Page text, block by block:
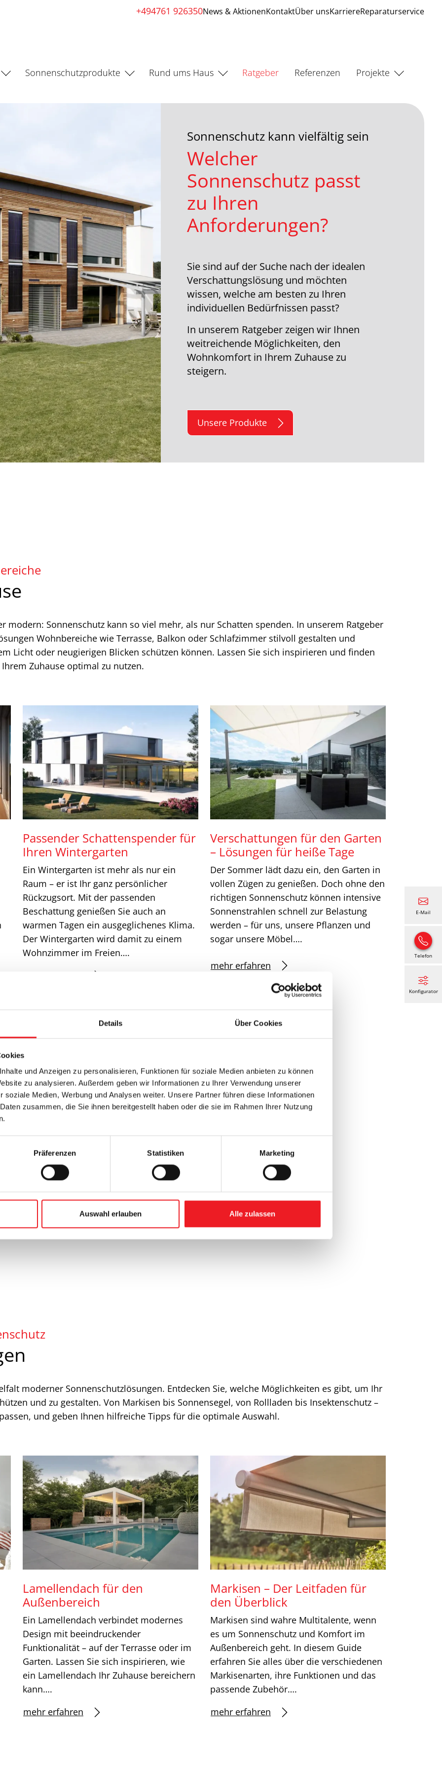
Details Über Cookies
und Anzeigen zu personalisieren, Funktionen für soziale Medien anbieten zu können
zu analysieren. Außerdem geben wir Informationen zu Ihrer Verwendung unserer
soziale Medien, Werbung und Analysen weiter. Unsere Partner führen diese Informationen
zusammen, die Sie ihnen bereitgestellt haben oder die sie im Rahmen Ihrer Nutzung
Präferenzen Statistiken Marketing
Auswahl erlauben Alle zulassen
+494761 926350News & AktionenKontaktÜber unsKarriereReparaturservice
Sonnenschutzprodukte Rund ums Haus Ratgeber Referenzen Projekte
Sonnenschutz kann vielfältig sein
Welcher
Sonnenschutz passt
zu Ihren
Anforderungen?
Sie sind auf der Suche nach der idealen
Verschattungslösung und möchten
wissen, welche am besten zu Ihren
individuellen Bedürfnissen passt?
In unserem Ratgeber zeigen wir Ihnen
weitreichende Möglichkeiten, den
Wohnkomfort in Ihrem Zuhause zu
steigern.
Unsere Produkte
modern: Sonnenschutz kann so viel mehr, als nur Schatten spenden. In unserem Ratgeber
Wohnbereiche wie Terrasse, Balkon oder Schlafzimmer stilvoll gestalten und
Licht oder neugierigen Blicken schützen können. Lassen Sie sich inspirieren und finden
Zuhause optimal zu nutzen.
Passender Schattenspender für
Ihren Wintergarten
Ein Wintergarten ist mehr als nur ein
Raum – er ist Ihr ganz persönlicher
Rückzugsort. Mit der passenden
Beschattung genießen Sie auch an
warmen Tagen ein ausgeglichenes Klima.
Der Wintergarten wird damit zu einem
Wohnzimmer im Freien….
Verschattungen für den Garten
– Lösungen für heiße Tage
Der Sommer lädt dazu ein, den Garten in
vollen Zügen zu genießen. Doch ohne den
richtigen Sonnenschutz können intensive
Sonnenstrahlen schnell zur Belastung
werden – für uns, unsere Pflanzen und
sogar unsere Möbel….
mehr erfahren
moderner Sonnenschutzlösungen. Entdecken Sie, welche Möglichkeiten es gibt, um Ihr
und zu gestalten. Von Markisen bis Sonnensegel, von Rollladen bis Insektenschutz –
und geben Ihnen hilfreiche Tipps für die optimale Auswahl.
Lamellendach für den
Außenbereich
Ein Lamellendach verbindet modernes
Design mit beeindruckender
Funktionalität – auf der Terrasse oder im
Garten. Lassen Sie sich inspirieren, wie
ein Lamellendach Ihr Zuhause bereichern
kann….
mehr erfahren
Markisen – Der Leitfaden für
den Überblick
Markisen sind wahre Multitalente, wenn
es um Sonnenschutz und Komfort im
Außenbereich geht. In diesem Guide
erfahren Sie alles über die verschiedenen
Markisenarten, ihre Funktionen und das
passende Zubehör….
mehr erfahren
E-Mail
Telefon
Konfigurator